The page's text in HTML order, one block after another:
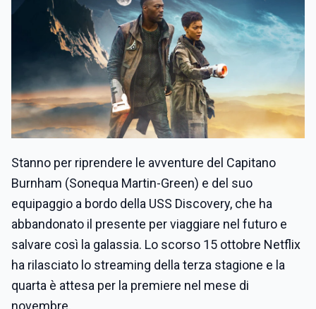
Stanno per riprendere le avventure del Capitano
Burnham (Sonequa Martin-Green) e del suo
equipaggio a bordo della USS Discovery, che ha
abbandonato il presente per viaggiare nel futuro e
salvare così la galassia. Lo scorso 15 ottobre Netflix
ha rilasciato lo streaming della terza stagione e la
quarta è attesa per la premiere nel mese di
novembre.